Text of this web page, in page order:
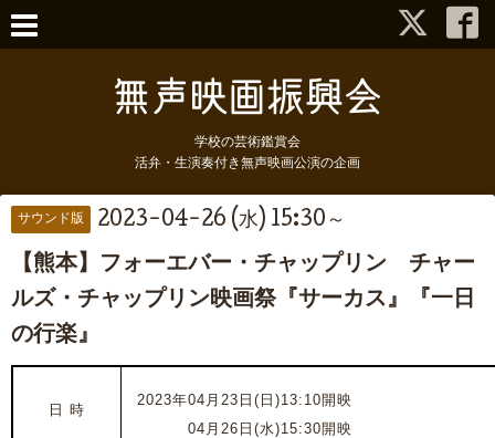
学校の芸術鑑賞会
活弁・生演奏付き無声映画公演の企画
サウンド版 2023-04-26 (水) 15:30～
【熊本】フォーエバー・チャップリン チャー
ルズ・チャップリン映画祭『サーカス』『一日
の行楽』
日 時
2023年04月23日(日)13:10開映
04月26日(水)15:30開映